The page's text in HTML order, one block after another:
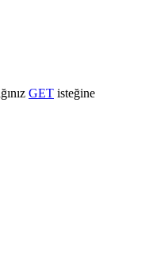
GET isteğine